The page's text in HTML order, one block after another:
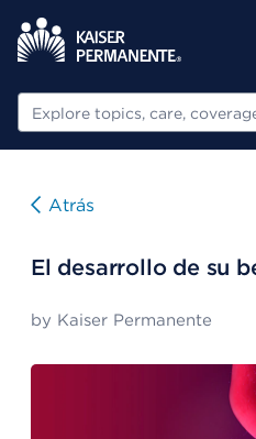
Buscar
Atrás
El desarrollo de su
by Kaiser Permanente